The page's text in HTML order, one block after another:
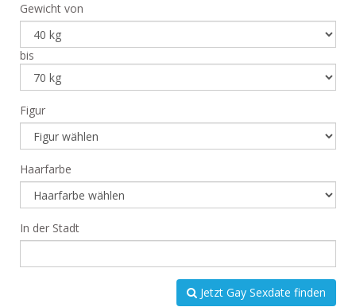
Gewicht von
bis
Figur
Haarfarbe
In der Stadt
Jetzt Gay Sexdate finden